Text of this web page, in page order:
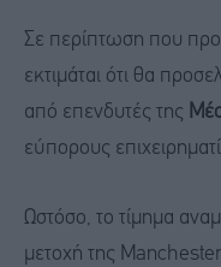
Σε περίπτωση που
εκτιμάται ότι θα
από επενδυτές της
εύπορους
Ωστόσο, το τίμημα
μετοχή της